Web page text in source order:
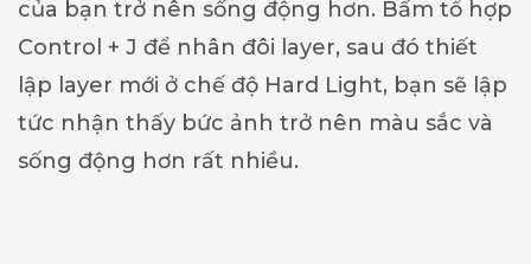
của bạn trở nên sống động hơn. Bấm tổ hợp
Control + J để nhân đôi layer, sau đó thiết
lập layer mới ở chế độ Hard Light, bạn sẽ lập
tức nhận thấy bức ảnh trở nên màu sắc và
sống động hơn rất nhiều.